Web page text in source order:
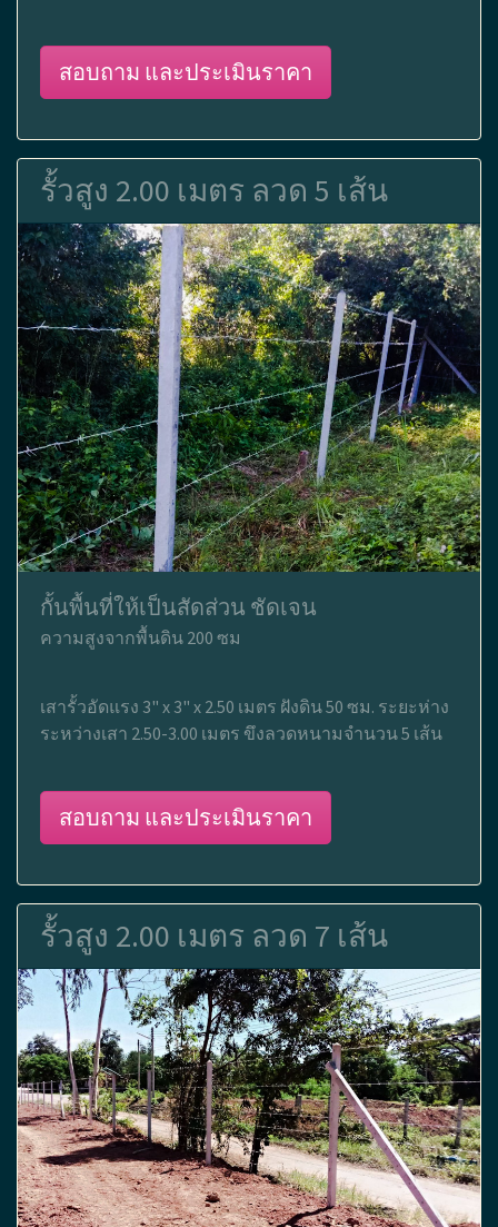
สอบถาม และประเมินราคา
รั้วสูง 2.00 เมตร ลวด 5 เส้น
กั้นพื้นที่ให้เป็นสัดส่วน ชัดเจน
ความสูงจากพื้นดิน 200 ซม
เสารั้วอัดแรง 3" x 3" x 2.50 เมตร ฝังดิน 50 ซม. ระยะห่าง
ระหว่างเสา 2.50-3.00 เมตร ขึงลวดหนามจำนวน 5 เส้น
สอบถาม และประเมินราคา
รั้วสูง 2.00 เมตร ลวด 7 เส้น